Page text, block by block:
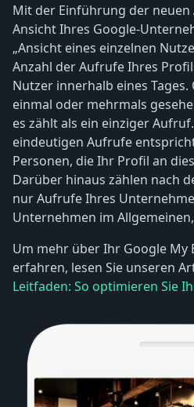
Mit der Einführung der neuen
Ansicht Ihres Google-
„Ansicht eines einzelnen
Anzahl der Aufrufe Ihres
Nutzer innerhalb eines
einmal oder mehrmals
es zählt als ein einziger
eindeutigen Aufrufe
Personen, die Ihr Profil an
Darüber hinaus zählen nach
nur Aufrufe Ihres
Unternehmen im
Um mehr über Ihr Google My
erfahren, lesen Sie unseren
Leitfaden: So optimieren Sie